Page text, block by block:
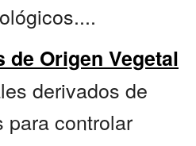
de Origen Vegetal
derivados de
para controlar